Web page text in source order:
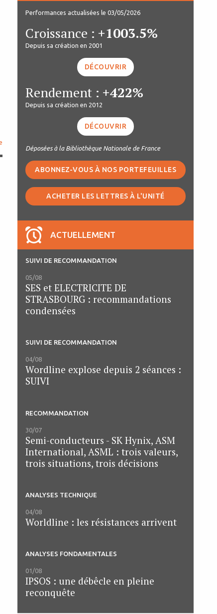
Performances actualisées le 03/05/2026
Croissance : +1003.5%
Depuis sa création en 2001
DÉCOUVRIR
Rendement : +422%
Depuis sa création en 2012
DÉCOUVRIR
Déposées à la Bibliothèque Nationale de France
ABONNEZ-VOUS À NOS PORTEFEUILLES
ACHETER LES LETTRES À L'UNITÉ
ACTUELLEMENT
SUIVI DE RECOMMANDATION
05/08
SES et ELECTRICITE DE
STRASBOURG : recommandations
condensées
SUIVI DE RECOMMANDATION
04/08
Wordline explose depuis 2 séances :
SUIVI
RECOMMANDATION
30/07
Semi-conducteurs - SK Hynix, ASM
International, ASML : trois valeurs,
trois situations, trois décisions
ANALYSES TECHNIQUE
04/08
Worldline : les résistances arrivent
ANALYSES FONDAMENTALES
01/08
IPSOS : une débêcle en pleine
reconquête